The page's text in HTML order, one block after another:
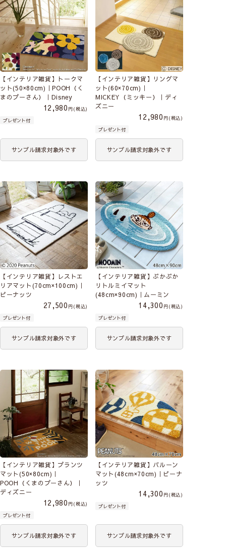
【インテリア雑貨】トークマ
ット(50×80cm)｜POOH（く
まのプーさん）｜Disney
12,980
税込
プレゼント付
サンプル請求対象外です
【インテリア雑貨】リングマ
ット(60×70cm)｜
MICKEY（ミッキー）｜ディ
ズニー
12,980
税込
プレゼント付
サンプル請求対象外です
【インテリア雑貨】レストエ
リアマット(70cm×100cm)｜
ピーナッツ
27,500
税込
プレゼント付
サンプル請求対象外です
【インテリア雑貨】ぷかぷか
リトルミイマット
(48cm×90cm)｜ムーミン
14,300
税込
プレゼント付
サンプル請求対象外です
【インテリア雑貨】プランツ
マット(50×80cm)｜
POOH（くまのプーさん）｜
ディズニー
12,980
税込
プレゼント付
サンプル請求対象外です
【インテリア雑貨】バルーン
マット(48cm×70cm)｜ピーナ
ッツ
14,300
税込
プレゼント付
サンプル請求対象外です